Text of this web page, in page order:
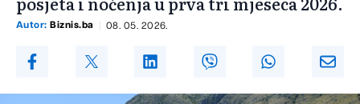
Autor: Biznis.ba 08. 05. 2026.